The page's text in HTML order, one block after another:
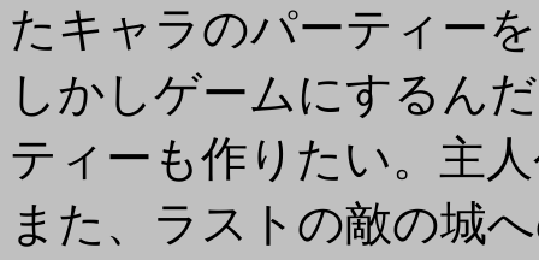
たキャラのパーティー
しかしゲームにするん
ティーも作りたい。主
また、ラストの敵の城